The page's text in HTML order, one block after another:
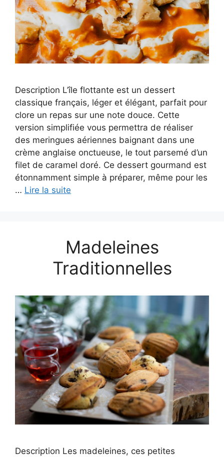
Description L’île flottante est un dessert
classique français, léger et élégant, parfait pour
clore un repas sur une note douce. Cette
version simplifiée vous permettra de réaliser
des meringues aériennes baignant dans une
crème anglaise onctueuse, le tout parsemé d’un
filet de caramel doré. Ce dessert gourmand est
étonnamment simple à préparer, même pour les
… Lire la suite
Madeleines
Traditionnelles
Description Les madeleines, ces petites